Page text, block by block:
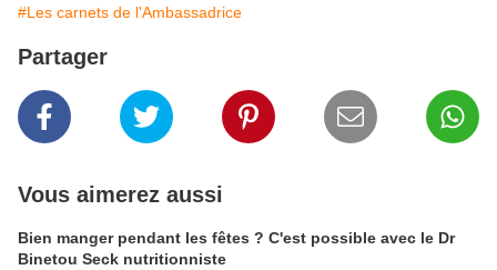
#Les carnets de l'Ambassadrice
Partager
Vous aimerez aussi
Bien manger pendant les fêtes ? C'est possible avec le Dr
Binetou Seck nutritionniste